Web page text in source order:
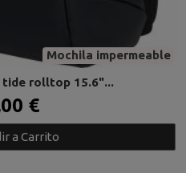
Mochila impermeable
tide rolltop 15.6"...
€
a Carrito